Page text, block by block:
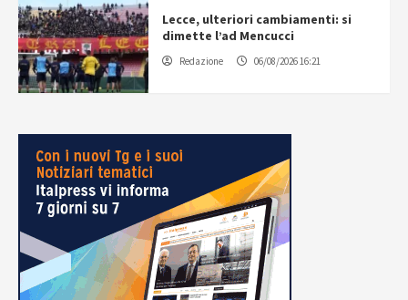
Lecce, ulteriori cambiamenti: si
dimette l’ad Mencucci
Redazione 06/08/2026 16:21